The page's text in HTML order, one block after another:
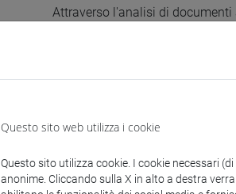
Attraverso l'analisi di
lineamenti essenziali della
dell'impero d'Occidente. Gli
Questo sito web utilizza i cookie
Questo sito utilizza cookie. I cookie necessari
anonime. Cliccando sulla X in alto a destra